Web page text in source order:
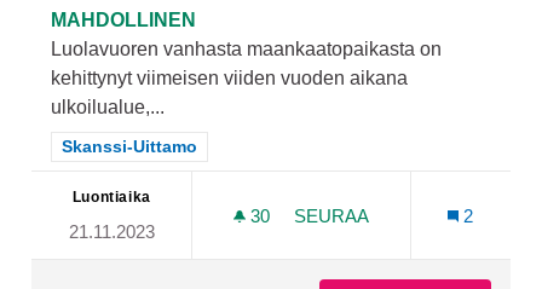
MAHDOLLINEN
Luolavuoren vanhasta maankaatopaikasta on
kehittynyt viimeisen viiden vuoden aikana
ulkoilualue,...
Rajaa tulokset teeman mukaan: Skanssi-Uittamo
Skanssi-Uittamo
Luontiaika
21.11.2023
30 30 SEURAAJAA
SEURAA
2